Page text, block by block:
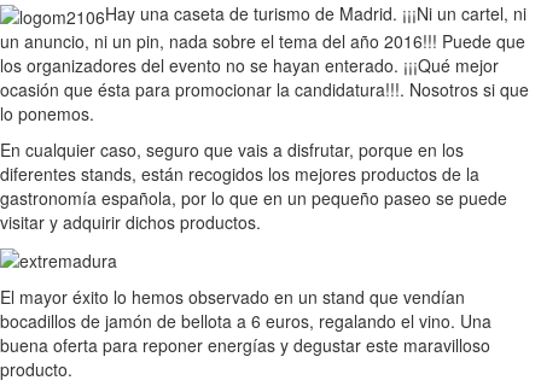
Hay una caseta de turismo de Madrid. ¡¡¡Ni un cartel, ni
un anuncio, ni un pin, nada sobre el tema del año 2016!!! Puede que
los organizadores del evento no se hayan enterado. ¡¡¡Qué mejor
ocasión que ésta para promocionar la candidatura!!!. Nosotros si que
lo ponemos.
En cualquier caso, seguro que vais a disfrutar, porque en los
diferentes stands, están recogidos los mejores productos de la
gastronomía española, por lo que en un pequeño paseo se puede
visitar y adquirir dichos productos.
El mayor éxito lo hemos observado en un stand que vendían
bocadillos de jamón de bellota a 6 euros, regalando el vino. Una
buena oferta para reponer energías y degustar este maravilloso
producto.